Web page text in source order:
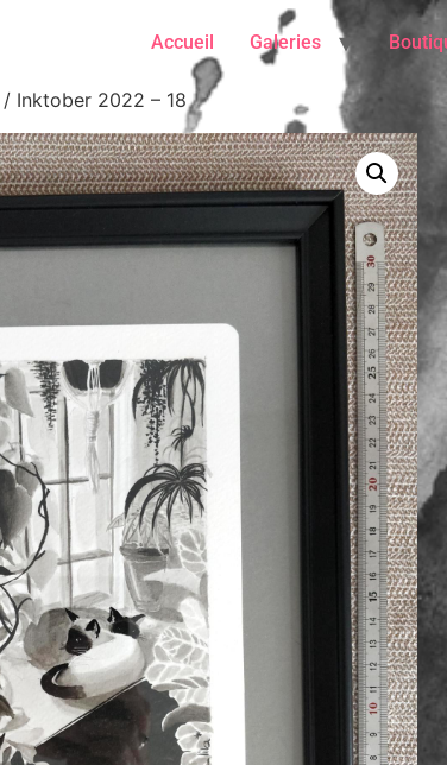
Accueil Galeries
/ Inktober 2022 – 18